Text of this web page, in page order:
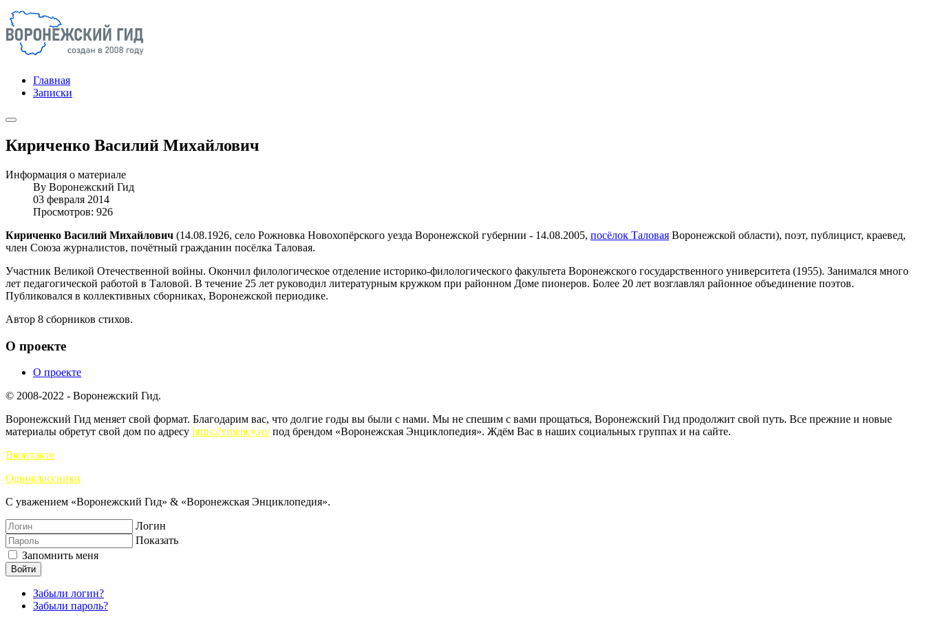
Главная
Записки
Кириченко Василий Михайлович
Информация о материале
By Воронежский Гид
03 февраля 2014
Просмотров: 926
Кириченко Василий Михайлович (14.08.1926, село Рожновка Новохопёрского уезда Воронежской губернии - 14.08.2005, посёлок Таловая Воронежской области), поэт, публицист, краевед,
член Союза журналистов, почётный гражданин посёлка Таловая.
Участник Великой Отечественной войны. Окончил филологическое отделение историко-филологического факультета Воронежского государственного университета (1955). Занимался много
лет педагогической работой в Таловой. В течение 25 лет руководил литературным кружком при районном Доме пионеров. Более 20 лет возглавлял районное объединение поэтов.
Публиковался в коллективных сборниках, Воронежской периодике.
Автор 8 сборников стихов.
О проекте
О проекте
© 2008-2022 - Воронежский Гид.
Воронежский Гид меняет свой формат. Благодарим вас, что долгие годы вы были с нами. Мы не спешим с вами прощаться, Воронежский Гид продолжит свой путь. Все прежние и новые
материалы обретут свой дом по адресу https://vrnency.ru/под брендом «Воронежская Энциклопедия». Ждём Вас в наших социальных группах и на сайте.
Вконтакте
Одноклассники
С уважением «Воронежский Гид» & «Воронежская Энциклопедия».
Логин
Показать
Запомнить меня
Войти
Забыли логин?
Забыли пароль?